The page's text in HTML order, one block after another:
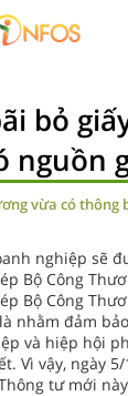
bỏ
nguồn
vừa có
nghiệp sẽ
Bộ Công
Bộ Công
nhằm đảm
và hiệp hội
Vì vậy, ngày
tư mới